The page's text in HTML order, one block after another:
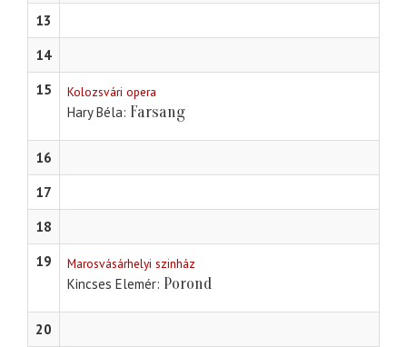
13
14
15
Kolozsvári opera
Hary Béla Farsang
16
17
18
19
Marosvásárhelyi szinház
Kincses Elemér Porond
20